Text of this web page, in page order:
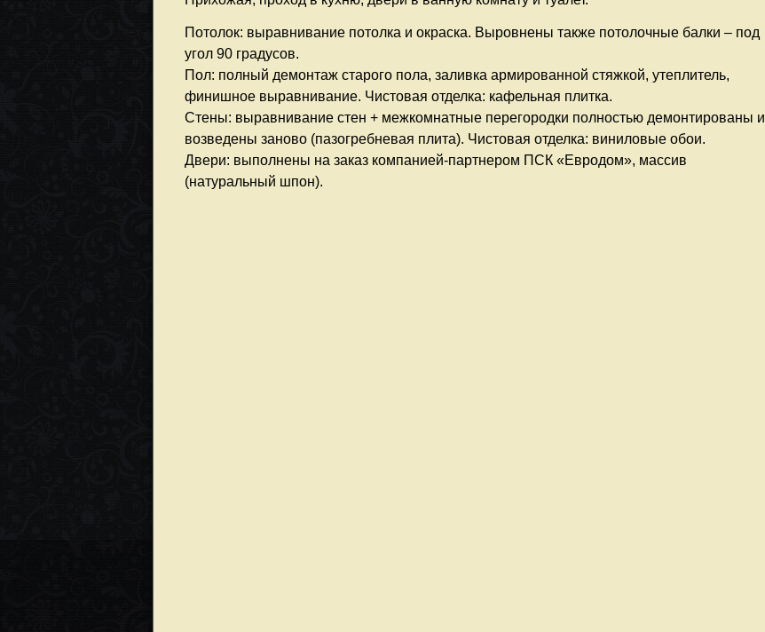
Потолок: выравнивание потолка и окраска. Выровнены также потолочные балки – под
угол 90 градусов.
Пол: полный демонтаж старого пола, заливка армированной стяжкой, утеплитель,
финишное выравнивание. Чистовая отделка: кафельная плитка.
Стены: выравнивание стен + межкомнатные перегородки полностью демонтированы и
возведены заново (пазогребневая плита). Чистовая отделка: виниловые обои.
Двери: выполнены на заказ компанией-партнером ПСК «Евродом», массив
(натуральный шпон).